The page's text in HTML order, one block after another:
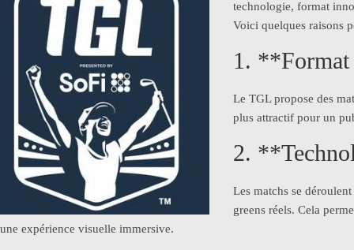
technologie, format
Voici quelques raisons
1.
Le TGL propose des
plus attractif pour un
2.
Les matchs se
greens réels. Cela
une expérience visuelle immersive.